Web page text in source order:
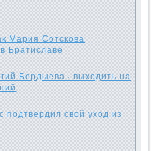
Мария Сотскова
Братиславе
Бердыева - выходить на
подтвердил свой уход из